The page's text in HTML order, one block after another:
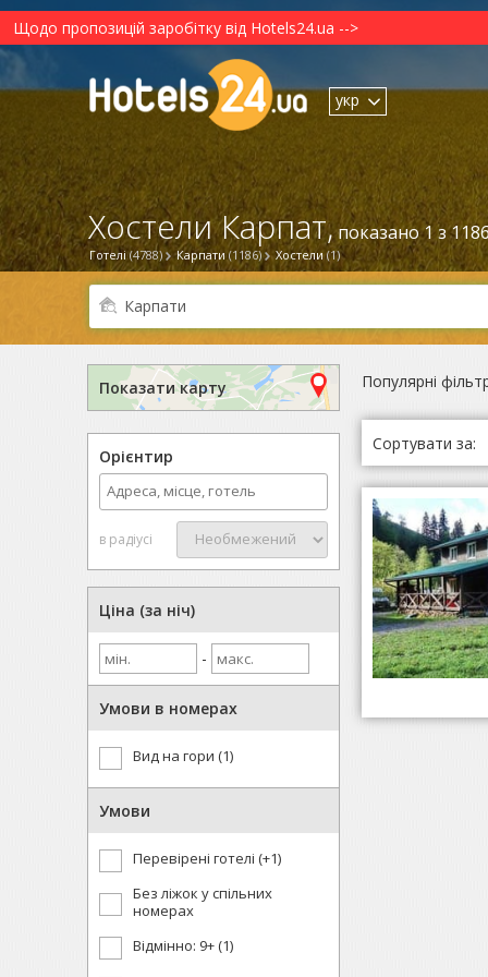
Щодо пропозицій заробітку від Hotels24.ua -->
укр
Готелі (4788) Карпати (1186) Хостели (1)
Хостели Карпат,показано 1 з
Показати карту
Орієнтир
в радіусі
Ціна (за ніч)
-
Умови в номерах
Вид на гори (1)
Умови
Перевірені готелі (+1)
Без ліжок у спільних
номерах
Відмінно: 9+ (1)
Популярні
Сортувати за: